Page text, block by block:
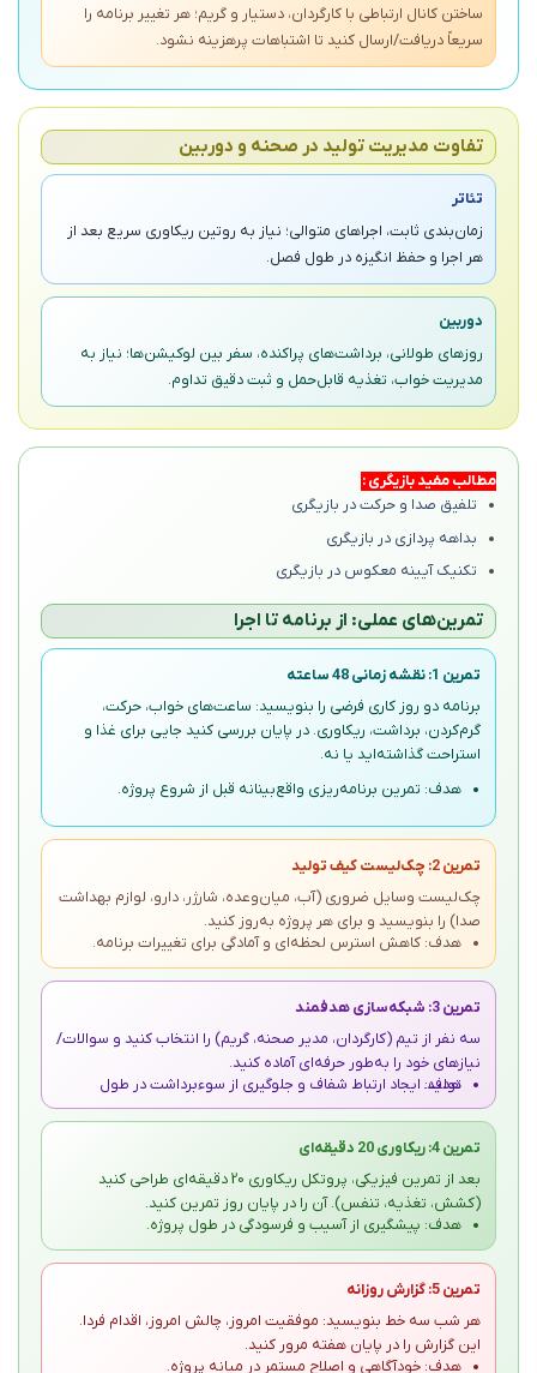
ساختن کانال ارتباطی با کارگردان، دستیار و گریم؛ هر تغییر برنامه را
سریعاً دریافت/ارسال کنید تا اشتباهات پرهزینه نشود.
تفاوت مدیریت تولید در صحنه و دوربین
تئاتر
زمان‌بندی ثابت، اجراهای متوالی؛ نیاز به روتین ریکاوری سریع بعد از
هر اجرا و حفظ انگیزه در طول فصل.
دوربین
روزهای طولانی، برداشت‌های پراکنده، سفر بین لوکیشن‌ها؛ نیاز به
مدیریت خواب، تغذیه قابل‌حمل و ثبت دقیق تداوم.
مطالب مفید بازیگری :
تلفیق صدا و حرکت در بازیگری
بداهه پردازی در بازیگری
تکنیک آیینه معکوس در بازیگری
تمرین‌های عملی: از برنامه تا اجرا
تمرین 1: نقشه زمانی 48 ساعته
برنامه دو روز کاری فرضی را بنویسید: ساعت‌های خواب، حرکت،
گرم‌کردن، برداشت، ریکاوری. در پایان بررسی کنید جایی برای غذا و
استراحت گذاشته‌اید یا نه.
هدف: تمرین برنامه‌ریزی واقع‌بینانه قبل از شروع پروژه.
تمرین 2: چک‌لیست کیف تولید
چک‌لیست وسایل ضروری (آب، میان‌وعده، شارژر، دارو، لوازم بهداشت
صدا) را بنویسید و برای هر پروژه به‌روز کنید.
هدف: کاهش استرس لحظه‌ای و آمادگی برای تغییرات برنامه.
تمرین 3: شبکه‌سازی هدفمند
سه نفر از تیم (کارگردان، مدیر صحنه، گریم) را انتخاب کنید و سوالات/
نیازهای خود را به‌طور حرفه‌ای آماده کنید.
هدف: ایجاد ارتباط شفاف و جلوگیری از سوءبرداشت در طول تولید.
تمرین 4: ریکاوری 20 دقیقه‌ای
بعد از تمرین فیزیکی، پروتکل ریکاوری 20 دقیقه‌ای طراحی کنید
(کشش، تغذیه، تنفس). آن را در پایان روز تمرین کنید.
هدف: پیشگیری از آسیب و فرسودگی در طول پروژه.
تمرین 5: گزارش روزانه
هر شب سه خط بنویسید: موفقیت امروز، چالش امروز، اقدام فردا.
این گزارش را در پایان هفته مرور کنید.
هدف: خودآگاهی و اصلاح مستمر در میانه پروژه.